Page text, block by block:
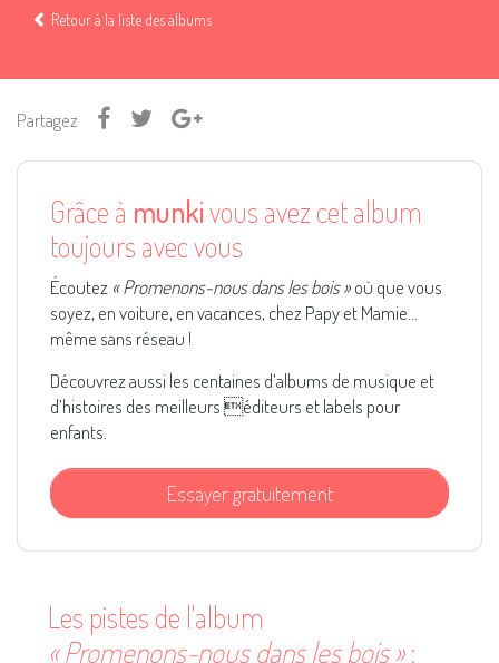
Retour à la liste des albums
Partagez
Grâce à munkivous avez cet album
toujours avec vous
Écoutez « Promenons-nous dans les bois »où que vous
soyez, en voiture, en vacances, chez Papy et Mamie...
même sans réseau !
Découvrez aussi les centaines d’albums de musique et
d’histoires des meilleurs éditeurs et labels pour
enfants.
Essayer gratuitement
Les pistes de l'album
« Promenons-nous dans les bois »: